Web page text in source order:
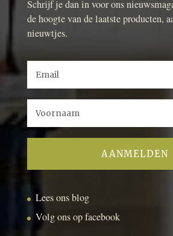
Schrijf je dan in voor ons
de hoogte van de laatste producten,
nieuwtjes.
Lees ons blog
Volg ons op facebook